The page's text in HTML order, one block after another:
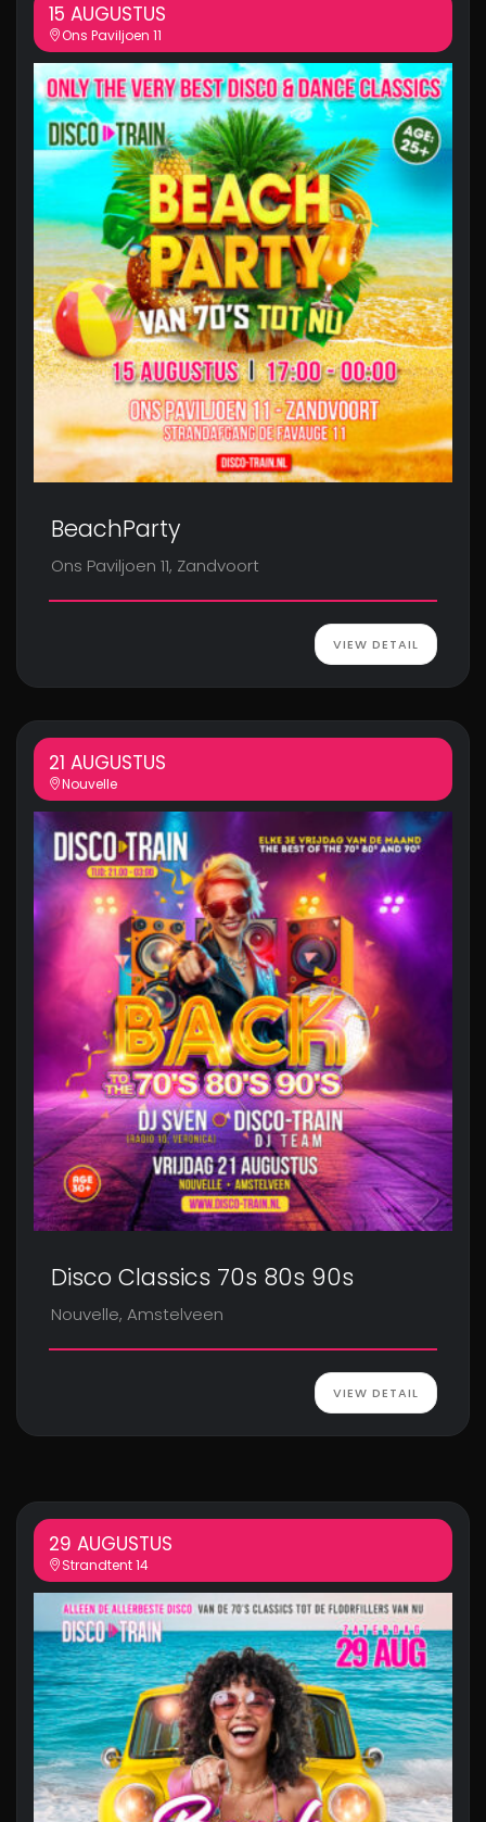
15 AUGUSTUS
Ons Paviljoen 11
BeachParty
Ons Paviljoen 11, Zandvoort
VIEW DETAIL
21 AUGUSTUS
Nouvelle
Disco Classics 70s 80s 90s
Nouvelle, Amstelveen
VIEW DETAIL
29 AUGUSTUS
Strandtent 14